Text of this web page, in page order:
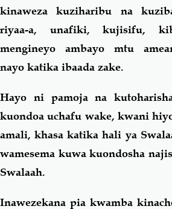
kinaweza kuziharibu na
riyaa-a, unafiki, kujisifu,
mengineyo ambayo mtu
nayo katika ibaada zake.
Hayo ni pamoja na
kuondoa uchafu wake, kwani
amali, khasa katika hali ya
wamesema kuwa kuondosha
Swalaah.
Inawezekana pia kwamba